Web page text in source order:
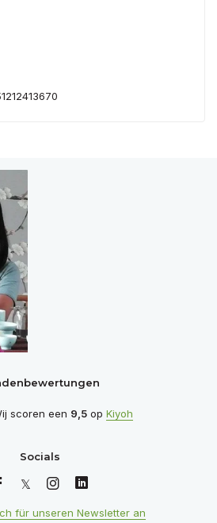
scoren een 9,5op Kiyoh
Socials
für unseren Newsletter an